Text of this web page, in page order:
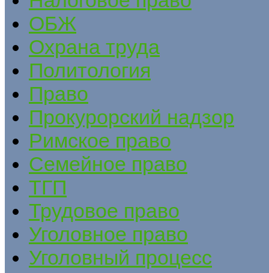
ОБЖ
Охрана труда
Политология
Право
Прокурорский надзор
Римское право
Семейное право
ТГП
Трудовое право
Уголовное право
Уголовный процесс